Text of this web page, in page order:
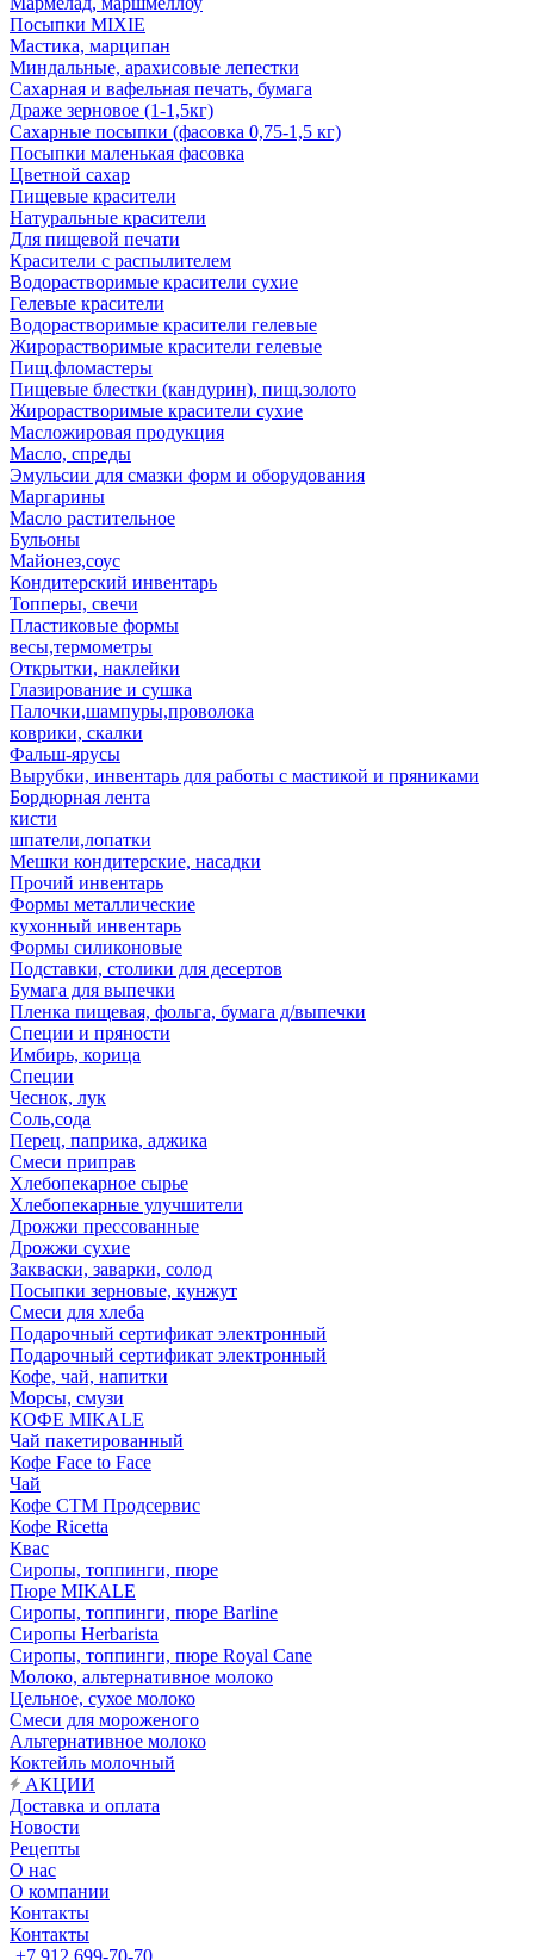
Посыпки MIXIE
Мастика, марципан
Миндальные, арахисовые лепестки
Сахарная и вафельная печать, бумага
Драже зерновое (1-1,5кг)
Сахарные посыпки (фасовка 0,75-1,5 кг)
Посыпки маленькая фасовка
Цветной сахар
Пищевые красители
Натуральные красители
Для пищевой печати
Красители с распылителем
Водорастворимые красители сухие
Гелевые красители
Водорастворимые красители гелевые
Жирорастворимые красители гелевые
Пищ.фломастеры
Пищевые блестки (кандурин), пищ.золото
Жирорастворимые красители сухие
Масложировая продукция
Масло, спреды
Эмульсии для смазки форм и оборудования
Маргарины
Масло растительное
Бульоны
Майонез,соус
Кондитерский инвентарь
Топперы, свечи
Пластиковые формы
весы,термометры
Открытки, наклейки
Глазирование и сушка
Палочки,шампуры,проволока
коврики, скалки
Фальш-ярусы
Вырубки, инвентарь для работы с мастикой и пряниками
Бордюрная лента
кисти
шпатели,лопатки
Мешки кондитерские, насадки
Прочий инвентарь
Формы металлические
кухонный инвентарь
Формы силиконовые
Подставки, столики для десертов
Бумага для выпечки
Пленка пищевая, фольга, бумага д/выпечки
Специи и пряности
Имбирь, корица
Специи
Чеснок, лук
Соль,сода
Перец, паприка, аджика
Смеси приправ
Хлебопекарное сырье
Хлебопекарные улучшители
Дрожжи прессованные
Дрожжи сухие
Закваски, заварки, солод
Посыпки зерновые, кунжут
Смеси для хлеба
Подарочный сертификат электронный
Подарочный сертификат электронный
Кофе, чай, напитки
Морсы, смузи
КОФЕ MIKALE
Чай пакетированный
Кофе Face to Face
Чай
Кофе СТМ Продсервис
Кофе Ricetta
Квас
Сиропы, топпинги, пюре
Пюре MIKALE
Сиропы, топпинги, пюре Barline
Сиропы Herbarista
Сиропы, топпинги, пюре Royal Cane
Молоко, альтернативное молоко
Цельное, сухое молоко
Смеси для мороженого
Альтернативное молоко
Коктейль молочный
АКЦИИ
Доставка и оплата
Новости
Рецепты
О нас
О компании
Контакты
Контакты
+7 912 699-70-70